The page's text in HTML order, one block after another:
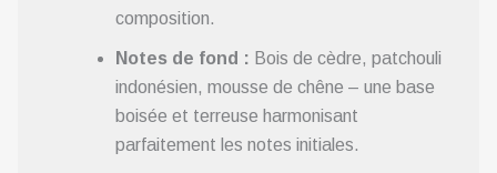
composition.
Notes de fond : Bois de cèdre, patchouli
indonésien, mousse de chêne – une base
boisée et terreuse harmonisant
parfaitement les notes initiales.